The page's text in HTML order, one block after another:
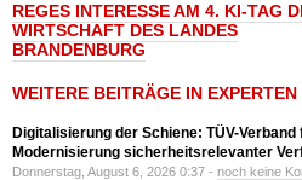
REGES INTERESSE AM 4. KI-TAG
WIRTSCHAFT DES LANDES
BRANDENBURG
WEITERE BEITRÄGE IN EXPERTEN
Digitalisierung der Schiene: TÜV-Verband
Modernisierung sicherheitsrelevanter
Donnerstag, August 6, 2026 0:37 - noch keine